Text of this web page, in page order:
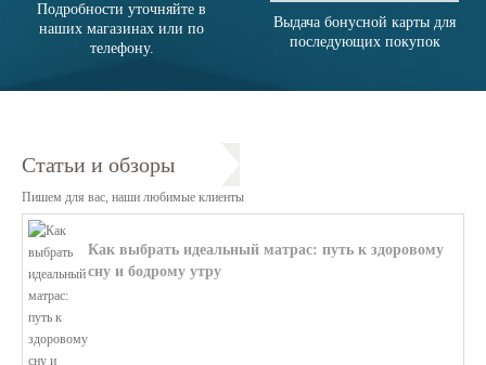
Подробности уточняйте в
наших магазинах или по
телефону.
Выдача бонусной карты для
последующих покупок
Статьи и обзоры
Пишем для вас, наши любимые клиенты
Как выбрать идеальный матрас: путь к здоровому
сну и бодрому утру